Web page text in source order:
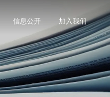
信息公开 加入我们